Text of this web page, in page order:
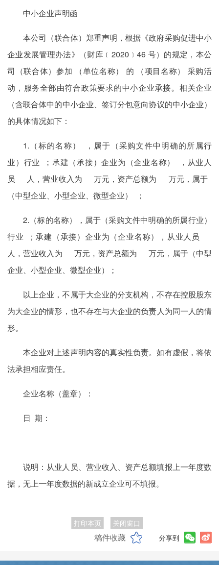
中小企业声明函
本公司（联合体）郑重声明，根据《政府采购促进中小
企业发展管理办法》（财库﹝2020﹞46 号）的规定，本公
司（联合体）参加 （单位名称） 的 （项目名称） 采购活
动，服务全部由符合政策要求的中小企业承接。相关企业
（含联合体中的中小企业、签订分包意向协议的中小企业）
的具体情况如下：
1.（标的名称） ，属于（采购文件中明确的所属行
业）行业 ；承建（承接）企业为（企业名称） ，从业人
员 人，营业收入为 万元，资产总额为 万元，属于
（中型企业、小型企业、微型企业） ；
2.（标的名称），属于（采购文件中明确的所属行业）
行业 ；承建（承接）企业为（企业名称），从业人员
人，营业收入为 万元，资产总额为 万元，属于（中型
企业、小型企业、微型企业）；
以上企业，不属于大企业的分支机构，不存在控股股东
为大企业的情形，也不存在与大企业的负责人为同一人的情
形。
本企业对上述声明内容的真实性负责。如有虚假，将依
法承担相应责任。
企业名称（盖章）：
日 期：
说明：从业人员、营业收入、资产总额填报上一年度数
据，无上一年度数据的新成立企业可不填报。
打印本页 关闭窗口
稿件收藏 分享到